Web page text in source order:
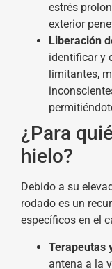
estrés
exterior
Liberación
identificar y
limitantes,
¿Para
hielo?
Debido a su
rodado es un
específicos en el
Terapeutas
antena a la